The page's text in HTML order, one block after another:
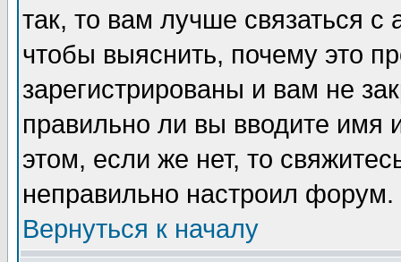
так, то вам лучше связаться
чтобы выяснить, почему это
зарегистрированы и вам не
правильно ли вы вводите
этом, если же нет, то
неправильно настроил форум.
Вернуться к началу